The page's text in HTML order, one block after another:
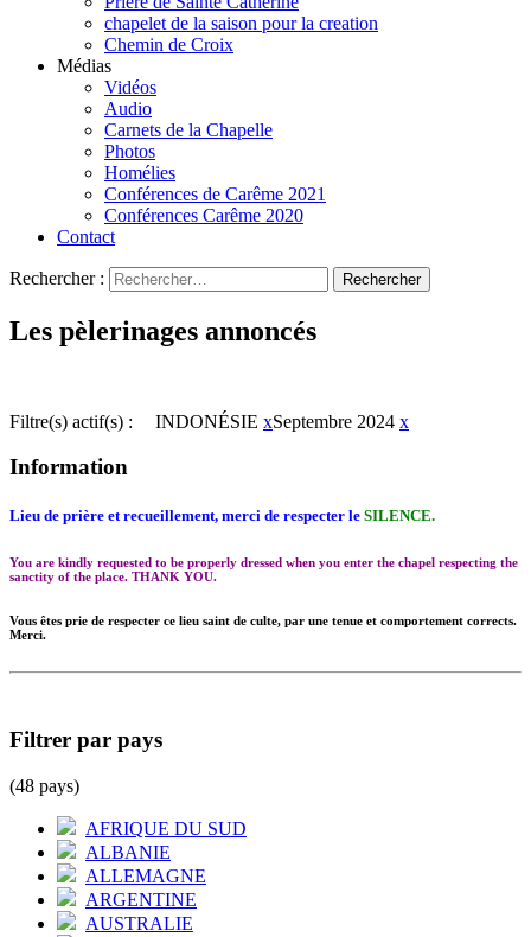
chapelet de la saison pour la creation
Chemin de Croix
Médias
Vidéos
Audio
Carnets de la Chapelle
Photos
Homélies
Conférences de Carême 2021
Conférences Carême 2020
Contact
Rechercher :
Les pèlerinages annoncés
Filtre(s) actif(s) : INDONÉSIE xSeptembre 2024 x
Information
Lieu de prière et recueillement, merci de respecter le SILENCE.
You are kindly requested to be properly dressed when you enter the chapel respecting the
sanctity of the place. THANK YOU.
Vous êtes prie de respecter ce lieu saint de culte, par une tenue et comportement corrects.
Merci.
Filtrer par pays
(48 pays)
AFRIQUE DU SUD
ALBANIE
ALLEMAGNE
ARGENTINE
AUSTRALIE